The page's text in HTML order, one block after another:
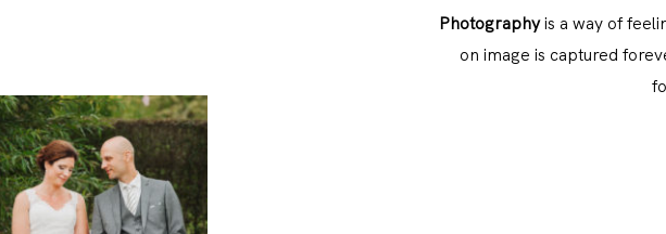
Photographyis a way of
on image is captured